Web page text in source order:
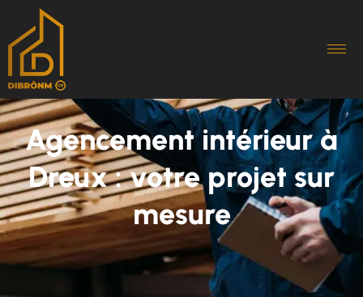
Agencement intérieur à
Dreux : votre projet sur
mesure